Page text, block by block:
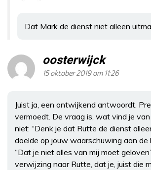
Dat Mark de dienst niet alleen
oosterwijck
15 oktober 2019 om 11:26
Juist ja, een ontwijkend antwoordt.
vermoedt. De vraag is, wat vind je
niet: “Denk je dat Rutte de dienst
doelde op jouw waarschuwing aan de
“Dat je niet alles van mij moet
verwijzing naar Rutte, dat je, juist die